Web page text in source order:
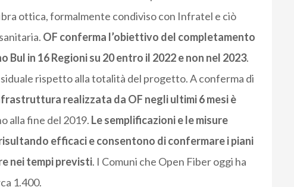
ottica, formalmente condiviso con Infratel e ciò
OF conferma l’obiettivo del completamento
in 16 Regioni su 20 entro il 2022 e non nel 2023.
rispetto alla totalità del progetto. A conferma di
realizzata da OF negli ultimi 6 mesi è
alla fine del 2019. Le semplificazioni e le misure
efficaci e consentono di confermare i piani
nei tempi previsti. I Comuni che Open Fiber oggi ha
1.400.